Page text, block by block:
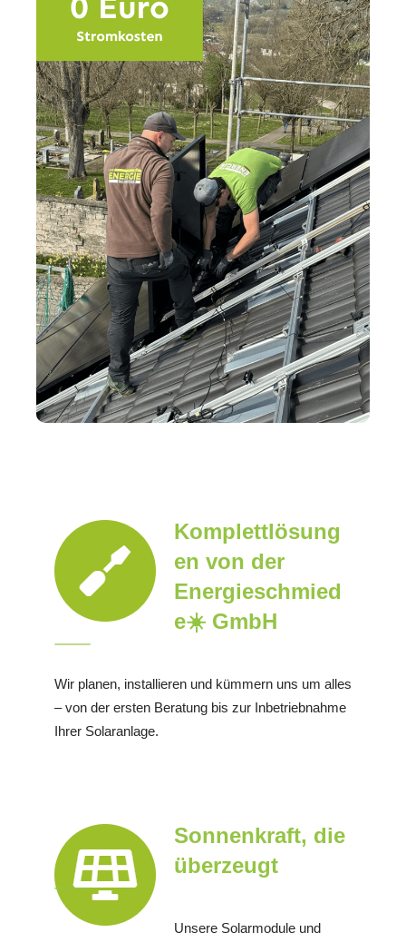
Komplettlösung
en von der
Energieschmied
e☀️ GmbH
Wir planen, installieren und kümmern uns um alles
– von der ersten Beratung bis zur Inbetriebnahme
Ihrer Solaranlage.
Sonnenkraft, die
überzeugt
Unsere Solarmodule und